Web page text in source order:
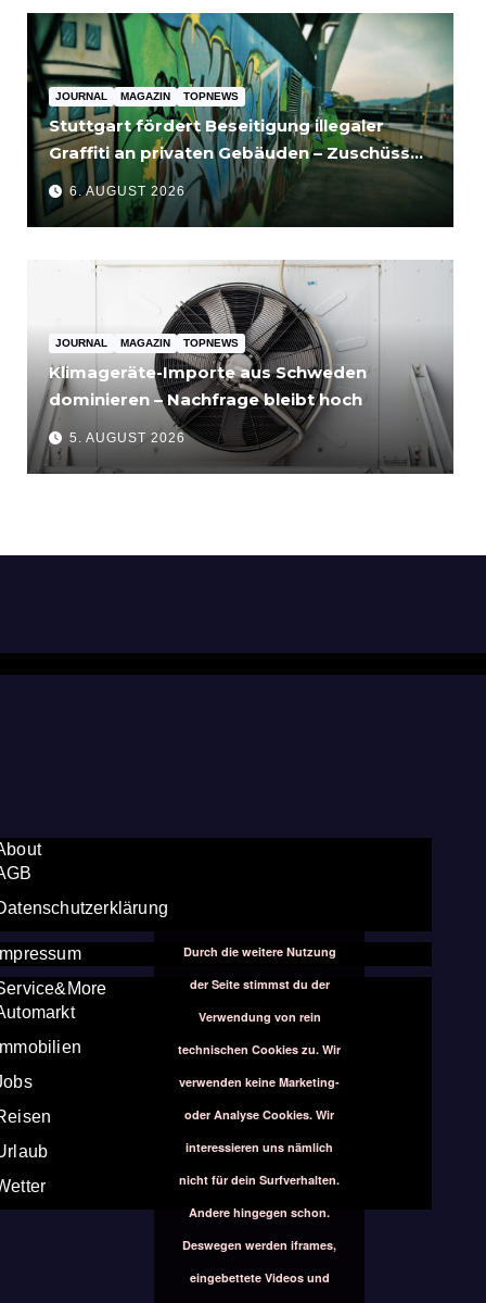
JOURNAL MAGAZIN TOPNEWS
Stuttgart fördert Beseitigung illegaler
Graffiti an privaten Gebäuden – Zuschüsse
bis 3.500 Euro
6. AUGUST 2026
JOURNAL MAGAZIN TOPNEWS
Klimageräte-Importe aus Schweden
dominieren – Nachfrage bleibt hoch
5. AUGUST 2026
Durch die weitere Nutzung
der Seite stimmst du der
Verwendung von rein
technischen Cookies zu. Wir
verwenden keine Marketing-
oder Analyse Cookies. Wir
interessieren uns nämlich
nicht für dein Surfverhalten.
Andere hingegen schon.
Deswegen werden iframes,
eingebettete Videos und